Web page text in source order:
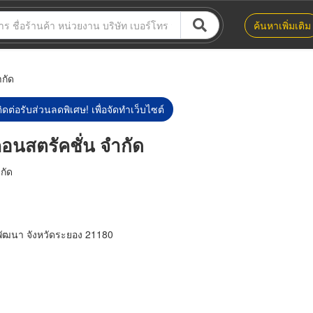
ค้นหาเพิ่มเติม
ด
ต่อรับส่วนลดพิเศษ! เพื่อจัดทำเว็บไซต์
นสตรัคชั่น จำกัด
ด
นา จังหวัดระยอง 21180